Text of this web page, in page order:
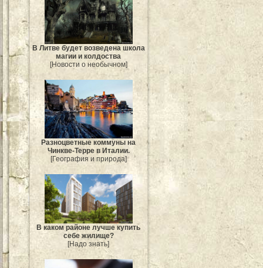
В Литве будет возведена школа
магии и колдоства
[Новости о необычном]
Разноцветные коммуны на
Чинкве-Терре в Италии.
[География и природа]
В каком районе лучше купить
себе жилище?
[Надо знать]